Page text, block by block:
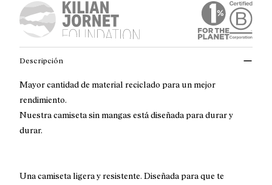
Descripción
Mayor cantidad de material reciclado para un mejor
rendimiento.
Nuestra camiseta sin mangas está diseñada para durar y
durar.
Una camiseta ligera y resistente. Diseñada para que te